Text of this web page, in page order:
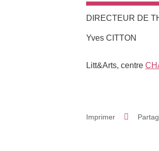
DIRECTEUR DE
Yves CITTON
Litt&Arts, centre
Imprimer